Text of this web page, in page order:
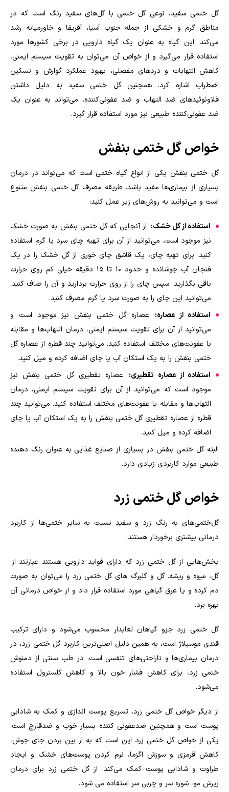
گل ختمی سفید، نوعی گل ختمی با گل‌های سفید رنگ است که در
مناطق گرم و خشکی از جمله جنوب آسیا، آفریقا و خاورمیانه رشد
می‌کند. این گیاه به عنوان یک گیاه دارویی در برخی کشورها مورد
استفاده قرار می‌گیرد و از خواص آن می‌توان به تقویت سیستم ایمنی،
کاهش التهابات و دردهای مفصلی، بهبود عملکرد گوارش و تسکین
اضطراب اشاره کرد. همچنین گل ختمی سفید به دلیل داشتن
فلاونوئیدهای ضد التهاب و ضد عفونی‌کننده، می‌تواند به عنوان یک
ضد عفونی‌کننده طبیعی نیز مورد استفاده قرار گیرد.
خواص گل ختمی بنفش
گل ختمی بنفش یکی از انواع گیاه ختمی است که می‌تواند در درمان
بسیاری از بیماری‌ها مفید باشد. طریقه مصرف گل ختمی بنفش متنوع
است و می‌توانید به روش‌های زیر عمل کنید:
استفاده از گل خشک: از آنجایی که گل ختمی بنفش به صورت خشک
نیز موجود است، می‌توانید از آن برای تهیه چای سرد یا گرم استفاده
کنید. برای تهیه چای، یک قاشق چای خوری از گل خشک را در یک
فنجان آب جوشانده و حدود 10 تا 15 دقیقه خیلی کم روی حرارت
باقی بگذارید. سپس چای را از روی حرارت بردارید و آن را صاف کنید.
می‌توانید این چای را به صورت سرد یا گرم مصرف کنید.
استفاده از عصاره: عصاره گل ختمی بنفش نیز موجود است و
می‌توانید از آن برای تقویت سیستم ایمنی، درمان التهاب‌ها و مقابله
با عفونت‌های مختلف استفاده کنید. می‌توانید چند قطره از عصاره گل
ختمی بنفش را به یک استکان آب یا چای اضافه کرده و میل کنید.
استفاده از عصاره تقطیری: عصاره تقطیری گل ختمی بنفش نیز
موجود است که می‌توانید از آن برای تقویت سیستم ایمنی، درمان
التهاب‌ها و مقابله با عفونت‌های مختلف استفاده کنید. می‌توانید چند
قطره از عصاره تقطیری گل ختمی بنفش را به یک استکان آب یا چای
اضافه کرده و میل کنید.
البته گل ختمی بنفش در بسیاری از صنایع غذایی به عنوان رنگ دهنده
طبیعی موارد کاربردی زیادی دارد.
خواص گل ختمی زرد
گل‌ختمی‌های به رنگ زرد و سفید نسبت به سایر ختمی‌ها از کاربرد
درمانی بیشتری برخوردار هستند.
بخش‌هایی‌ از گل ختمی زرد که دارای فواید دارویی هستند عبارتند از
گل، میوه و ریشه. گل و گلبرگ های گل ختمی زرد را می‌توان به صورت
دم کرده و یا عرق گیاهی مورد استفاده قرار داد و از خواص درمانی آن
بهره برد.
گل ختمی زرد جزو گیاهان لعابدار محسوب می‌شود و دارای ترکیب
قندی موسیلاژ است، به همین دلیل اصلی‌ترین کاربرد گل ختمی زرد، در
درمان بیماری‌ها و ناراحتی‌های تنفسی است. در طب سنتی از دمنوش
ختمی زرد، برای کاهش فشار خون بالا و کاهش کلسترول استفاده
می‌شود.
از دیگر خواص گل ختمی زرد، تسریع پوست اندازی و کمک به شادابی
پوست است و همچنین ضدعفونی کننده بسیار خوب و ضدقارچ است.
یکی از خواص گل ختمی زرد این است که به از بین بردن جای جوش،
کاهش قرمزی و سوزش اگزما، نرم کردن پوست‌های خشک و ایجاد
طراوت و شادابی پوست کمک می‌کند. از گل ختمی زرد برای درمان
ریزش مو، شوره سر و چربی سر استفاده می شود.